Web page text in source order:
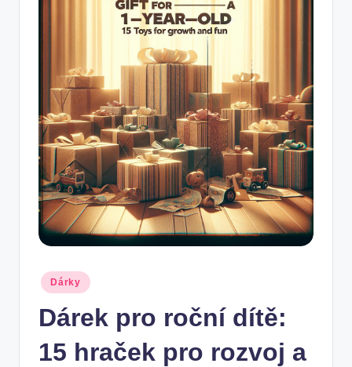
Posted
in
Dárky
Dárek pro roční dítě:
15 hraček pro rozvoj a